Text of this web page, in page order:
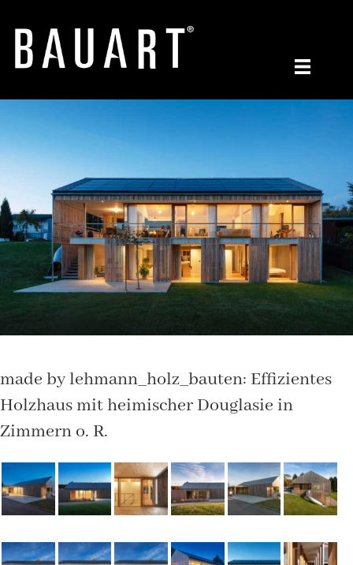
made by lehmann_holz_bauten: Effizientes
Holzhaus mit heimischer Douglasie in
Zimmern o. R.